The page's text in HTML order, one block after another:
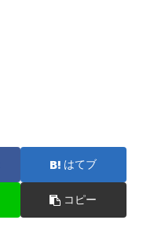
はてブ
コピー